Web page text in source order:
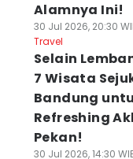
Alamnya Ini!
30 Jul 2026, 20:30
Travel
Selain
7 Wisata
Bandung
Refreshing
Pekan!
30 Jul 2026, 14:30